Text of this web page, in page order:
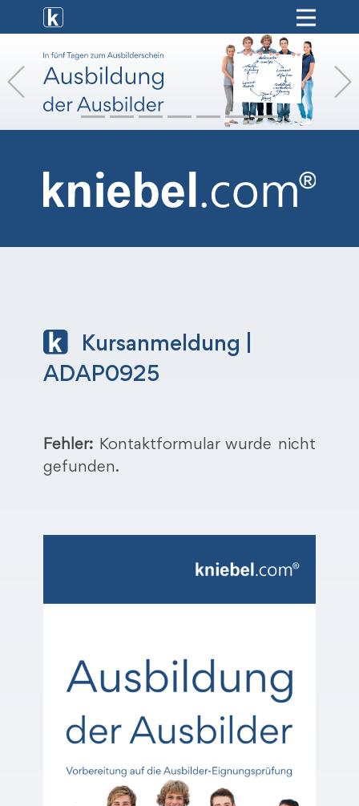
[ weiterbildung ]
[ onlinekurse ]
[ hr-service ]
[ shop ]
Previous
Kursanmeldung |
ADAP0925
Fehler: Kontaktformular wurde nicht
gefunden.